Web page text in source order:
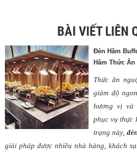
BÀI VIẾT LIÊN
Đèn Hâm
Hâm Thức Ăn
Thức ăn
giảm độ
hương vị và
phục vụ thực
trạng này,
giải pháp được nhiều nhà hàng, khách